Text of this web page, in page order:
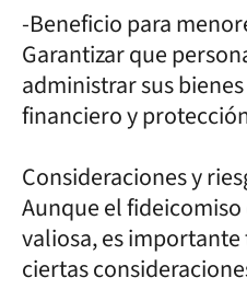
-Beneficio para
Garantizar que
administrar sus
financiero y
Consideraciones y
Aunque el
valiosa, es
ciertas